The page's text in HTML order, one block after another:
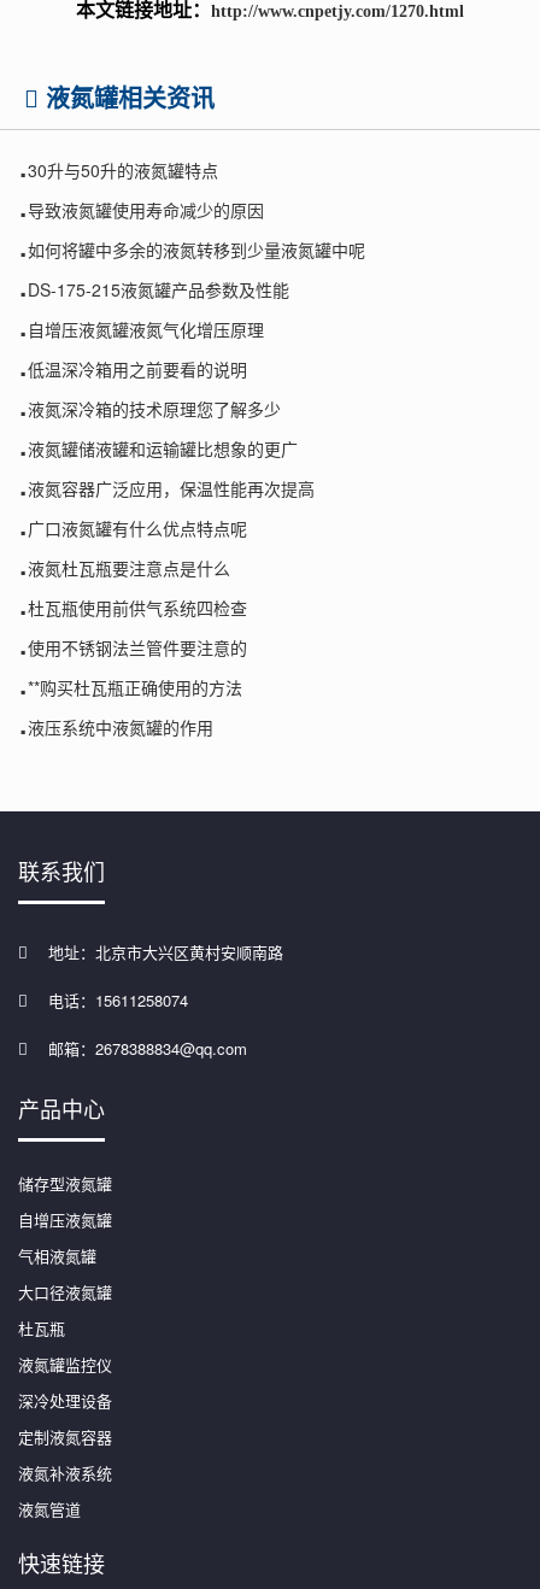
本文链接地址： http://www.cnpetjy.com/1270.html
液氮罐相关资讯
.30升与50升的液氮罐特点
.导致液氮罐使用寿命减少的原因
.如何将罐中多余的液氮转移到少量液氮罐中呢
.DS-175-215液氮罐产品参数及性能
. 自增压液氮罐液氮气化增压原理
.低温深冷箱用之前要看的说明
.液氮深冷箱的技术原理您了解多少
.液氮罐储液罐和运输罐比想象的更广
.液氮容器广泛应用，保温性能再次提高
.广口液氮罐有什么优点特点呢
.液氮杜瓦瓶要注意点是什么
.杜瓦瓶使用前供气系统四检查
.使用不锈钢法兰管件要注意的
.**购买杜瓦瓶正确使用的方法
.液压系统中液氮罐的作用
联系我们
地址：北京市大兴区黄村安顺南路
电话：15611258074
邮箱：2678388834@qq.com
产品中心
储存型液氮罐
自增压液氮罐
气相液氮罐
大口径液氮罐
杜瓦瓶
液氮罐监控仪
深冷处理设备
定制液氮容器
液氮补液系统
液氮管道
快速链接